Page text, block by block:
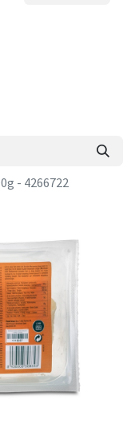
- 4266722